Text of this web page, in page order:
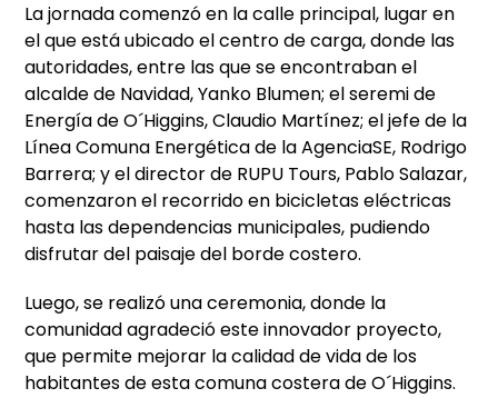
La jornada comenzó en la calle principal, lugar en
el que está ubicado el centro de carga, donde las
autoridades, entre las que se encontraban el
alcalde de Navidad, Yanko Blumen; el seremi de
Energía de O´Higgins, Claudio Martínez; el jefe de la
Línea Comuna Energética de la AgenciaSE, Rodrigo
Barrera; y el director de RUPU Tours, Pablo Salazar,
comenzaron el recorrido en bicicletas eléctricas
hasta las dependencias municipales, pudiendo
disfrutar del paisaje del borde costero.
Luego, se realizó una ceremonia, donde la
comunidad agradeció este innovador proyecto,
que permite mejorar la calidad de vida de los
habitantes de esta comuna costera de O´Higgins.